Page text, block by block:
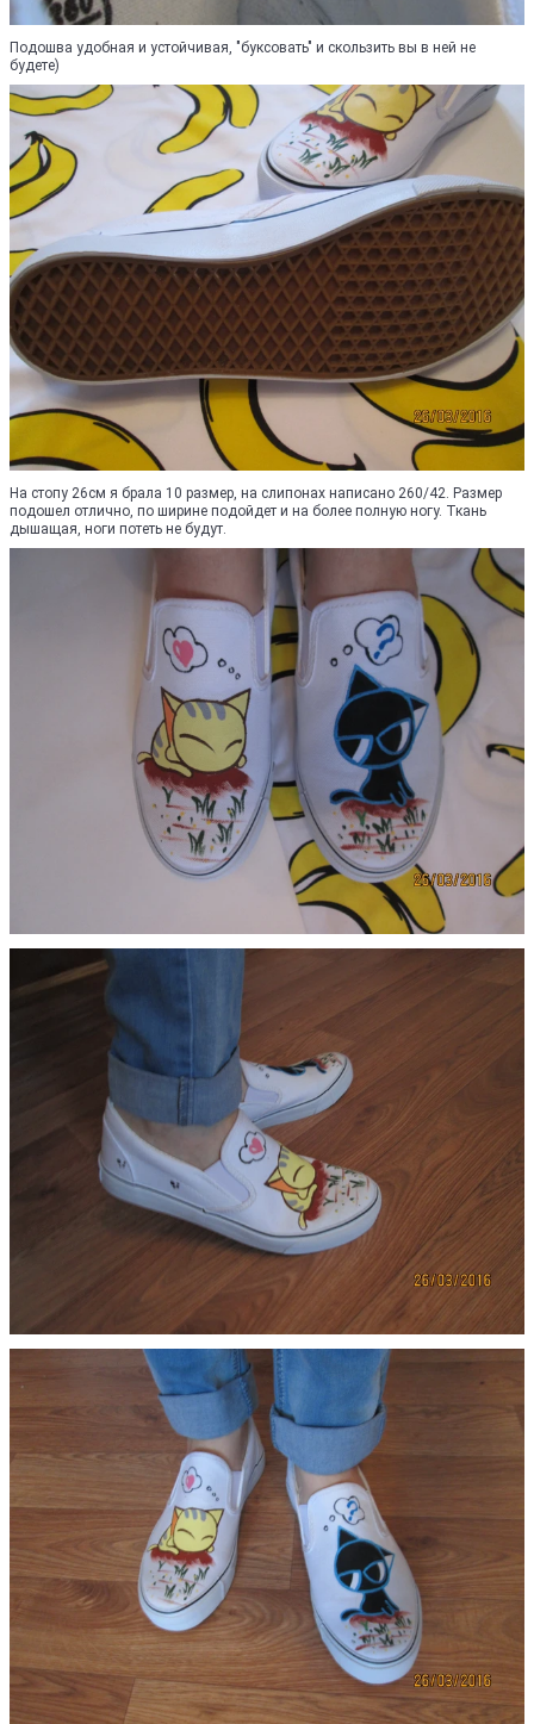
Подошва удобная и устойчивая, "буксовать" и скользить вы в ней не
будете)
На стопу 26см я брала 10 размер, на слипонах написано 260/42. Размер
подошел отлично, по ширине подойдет и на более полную ногу. Ткань
дышащая, ноги потеть не будут.